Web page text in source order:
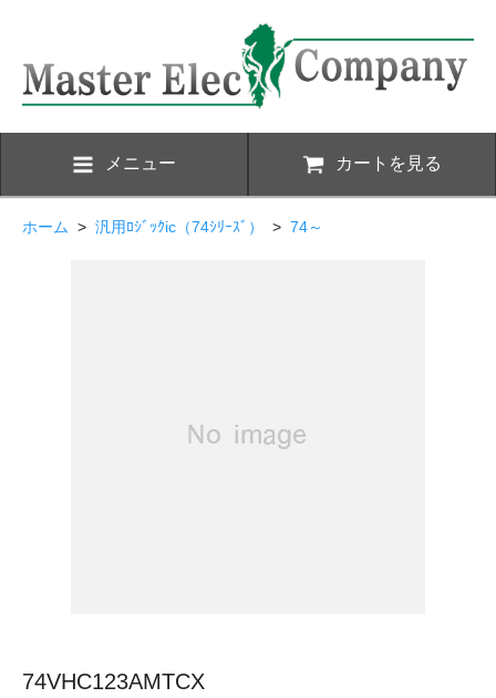
メニュー カートを見る
ホーム > 汎用ﾛｼﾞｯｸic（74ｼﾘｰｽﾞ） > 74～
74VHC123AMTCX